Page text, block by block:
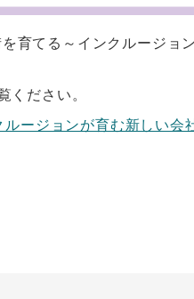
育てる～インクルージョ
ください。
ルージョンが育む新しい会